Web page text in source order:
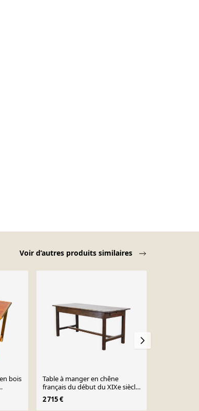
Voir d’autres produits similaires
bois
Table à manger en chêne
français du début du XIXe siècle
avec un tiroir
2 715 €